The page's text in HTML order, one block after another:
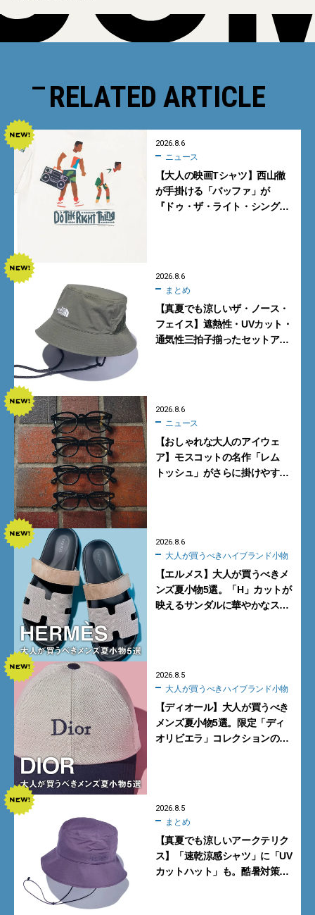
RELATED ARTICLE
2026.8.6
ニュース
【大人の映画Tシャツ】西山徹
が手掛ける「バッファ」が
『ドゥ・ザ・ライト・シング』
2026.8.6
まとめ
【真夏でも涼しいザ・ノース・
フェイス】遮熱性・UVカット・
通気性三拍子揃ったセットアッ
2026.8.6
ニュース
【おしゃれな大人のアイウェ
ア】モスコットの名作「レム
トッシュ」がさらに掛けやす
2026.8.6
大人が買うべきハイブランド小物
【エルメス】大人が買うべきメ
ンズ夏小物5選。「H」カットが
映えるサンダルに華やかなス
2026.8.5
大人が買うべきハイブランド小物
【ディオール】大人が買うべき
メンズ夏小物5選。限定「ディ
オリビエラ」コレクションの
2026.8.5
まとめ
【真夏でも涼しいアークテリク
ス】「速乾涼感シャツ」に「UV
カットハット」も。酷暑対策に